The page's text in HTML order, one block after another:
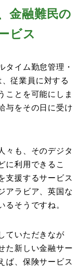
金融難民の
ビス
イム勤怠管理・
従業員に対する
ことを可能にしま
与をその日に受け
々も、そのデジタ
に利用できるこ
支援するサービス
アラビア、英国な
るそうですね。
ていただきなが
た新しい金融サー
ば、保険サービス